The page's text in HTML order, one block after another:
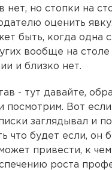
нет, но стопки на
оценить
быть, когда одна
вообще на
и близко нет.
- тут давайте,
посмотрим. Вот
заглядывал и
что будет если, он
привести, к
роста